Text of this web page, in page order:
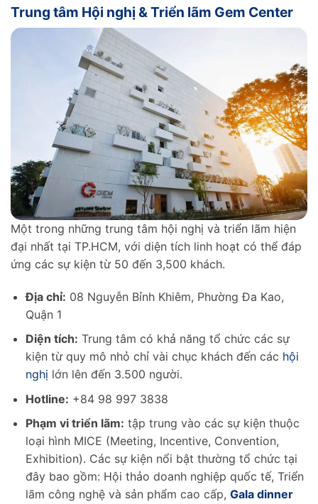
Trung tâm Hội nghị & Triển lãm Gem Center
Một trong những trung tâm hội nghị và triển lãm hiện
đại nhất tại TP.HCM, với diện tích linh hoạt có thể đáp
ứng các sự kiện từ 50 đến 3,500 khách.
Địa chỉ: 08 Nguyễn Bỉnh Khiêm, Phường Đa Kao,
Quận 1
Diện tích: Trung tâm có khả năng tổ chức các sự
kiện từ quy mô nhỏ chỉ vài chục khách đến các hội
nghị lớn lên đến 3.500 người.
Hotline: +84 98 997 3838
Phạm vi triển lãm: tập trung vào các sự kiện thuộc
loại hình MICE (Meeting, Incentive, Convention,
Exhibition). Các sự kiện nổi bật thường tổ chức tại
đây bao gồm: Hội thảo doanh nghiệp quốc tế, Triển
lãm công nghệ và sản phẩm cao cấp, Gala dinner